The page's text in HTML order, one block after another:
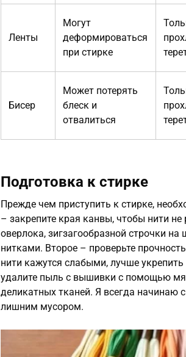
Ленты
Могут
деформироваться
при стирке
Бисер
Может потерять
блеск и
отвалиться
Подготовка к стирке
Прежде чем приступить к стирке,
– закрепите края канвы, чтобы нити
оверлока, зигзагообразной строчки
нитками. Второе – проверьте
нити кажутся слабыми, лучше
удалите пыль с вышивки с помощью
деликатных тканей. Я всегда начинаю
лишним мусором.